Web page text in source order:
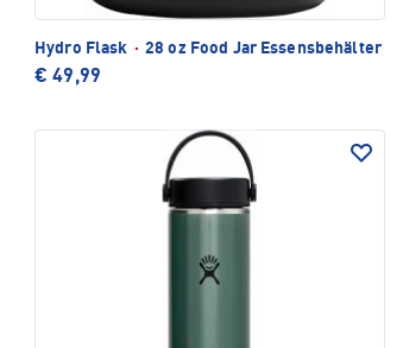
Hydro Flask · 28 oz Food Jar Essensbehälter
€ 49,99